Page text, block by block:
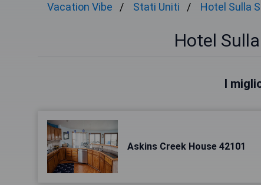
Vacation Vibe Stati Uniti Hotel Sulla
Hotel
I
Askins Creek House 42101